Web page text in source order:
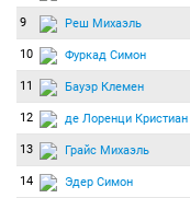
9 Реш Михаэль
10 Фуркад Симон
11 Бауэр Клемен
12 де Лоренци Кристиан
13 Грайс Михаэль
14 Эдер Симон